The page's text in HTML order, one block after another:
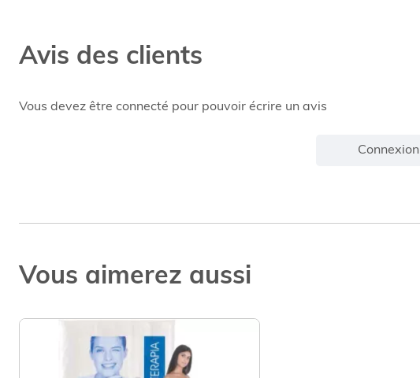
Avis des clients
Vous devez être connecté pour pouvoir écrire un avis
Connexion
Vous aimerez aussi